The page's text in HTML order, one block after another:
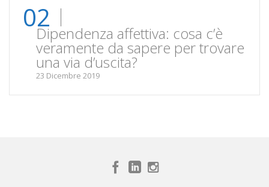
02Dipendenza affettiva: cosa c’è
veramente da sapere per trovare
una via d’uscita?
23 Dicembre 2019